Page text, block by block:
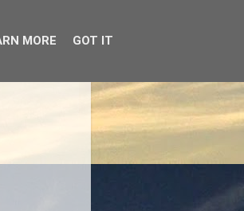
MORE GOT IT